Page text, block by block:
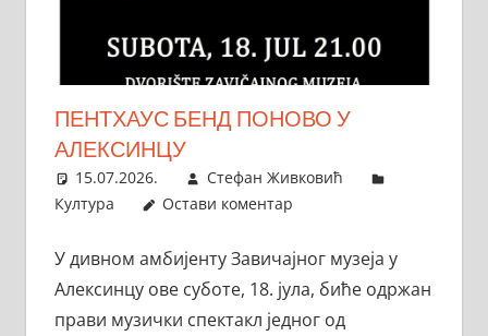
ПЕНТХАУС БЕНД ПОНОВО У
АЛЕКСИНЦУ
15.07.2026.
Стефан Живковић
Култура
Остави коментар
У дивном амбијенту Завичајног музеја у
Алексинцу ове суботе, 18. јула, биће одржан
прави музички спектакл једног од